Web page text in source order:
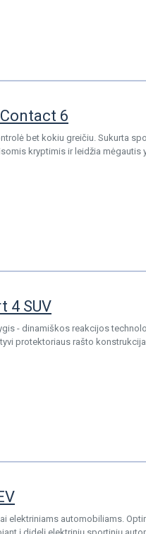
6
bet kokiu greičiu. Sukurta
kryptimis ir leidžia
4 SUV
- dinamiškos reakcijos
protektoriaus rašto
elektriniams automobiliams.